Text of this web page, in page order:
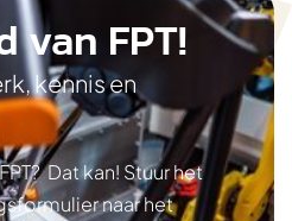
van FPT!
kennis en
Dat kan! Stuur het
naar het